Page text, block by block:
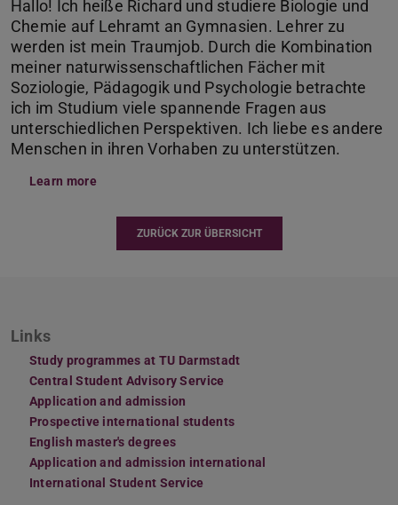
Hallo! Ich heiße Richard und studiere Biologie und
Chemie auf Lehramt an Gymnasien. Lehrer zu
werden ist mein Traumjob. Durch die Kombination
meiner naturwissenschaftlichen Fächer mit
Soziologie, Pädagogik und Psychologie betrachte
ich im Studium viele spannende Fragen aus
unterschiedlichen Perspektiven. Ich liebe es andere
Menschen in ihren Vorhaben zu unterstützen.
Learn more
ZURÜCK ZUR ÜBERSICHT
Links
Study programmes at TU Darmstadt
Central Student Advisory Service
Application and admission
Prospective international students
English master's degrees
Application and admission international
International Student Service